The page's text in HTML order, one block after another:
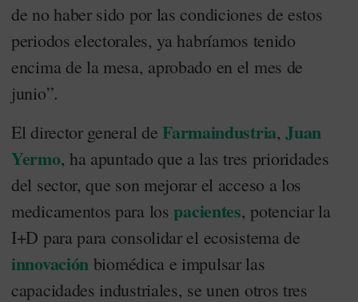
de no haber sido por las condiciones de estos
periodos electorales, ya habríamos tenido
encima de la mesa, aprobado en el mes de
junio”.
El director general deFarmaindustria,Juan
Yermo, ha apuntado que a las tres prioridades
del sector, que son mejorar el acceso a los
medicamentos para lospacientes, potenciar la
I+D para para consolidar el ecosistema de
innovación biomédica e impulsar las
capacidades industriales, se unen otros tres